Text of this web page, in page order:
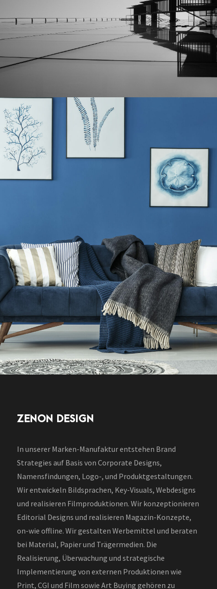
The Ark Building Project
ZENON DESIGN
In unserer Marken-Manufaktur entstehen Brand
Strategies auf Basis von Corporate Designs,
Namensfindungen, Logo-, und Produktgestaltungen.
Wir entwickeln Bildsprachen, Key-Visuals, Webdesigns
und realisieren Filmproduktionen. Wir konzeptionieren
Editorial Designs und realisieren Magazin-Konzepte,
on-wie offline. Wir gestalten Werbemittel und beraten
bei Material, Papier und Trägermedien. Die
Realisierung, Überwachung und strategische
Implementierung von externen Produktionen wie
Print, CGI und Film sowie Art Buying gehören zu